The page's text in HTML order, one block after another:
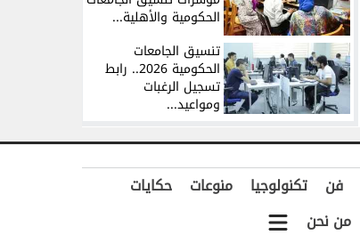
الحكومية والأهلية...
تنسيق الجامعات
الحكومية 2026.. رابط
تسجيل الرغبات
ومواعيد...
فن تكنولوجيا منوعات
حكايات
من نحن